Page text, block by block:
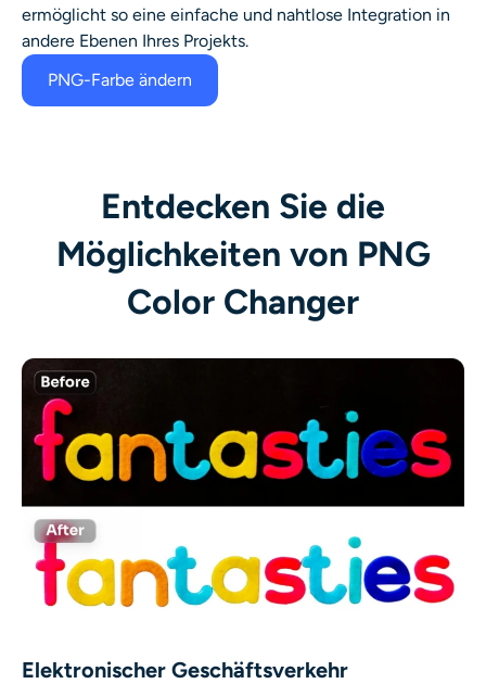
ermöglicht so eine einfache und nahtlose Integration in
andere Ebenen Ihres Projekts.
PNG-Farbe ändern
Entdecken Sie die
Möglichkeiten von PNG
Color Changer
Elektronischer Geschäftsverkehr